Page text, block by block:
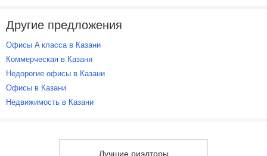
Другие предложения
Офисы A класса в Казани
Коммерческая в Казани
Недорогие офисы в Казани
Офисы в Казани
Недвижимость в Казани
Лучшие риэлторы